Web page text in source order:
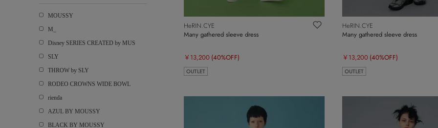
MOUSSY
M_
Disney SERIES CREATED by MUS
SLY
THROW by SLY
RODEO CROWNS WIDE BOWL
rienda
AZUL BY MOUSSY
BLACK BY MOUSSY
HeRIN.CYE
Many gathered sleeve dress
￥13,200 (40%OFF)
OUTLET
HeRIN.CYE
Many gathered sleeve dress
￥13,200 (40%OFF)
OUTLET